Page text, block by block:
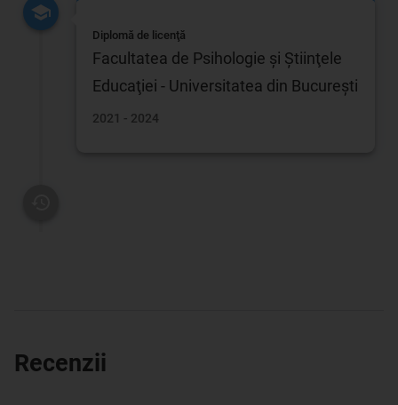
Diplomă de licenţă
Facultatea de Psihologie şi Ştiinţele
Educaţiei - Universitatea din Bucureşti
2021 - 2024
Recenzii